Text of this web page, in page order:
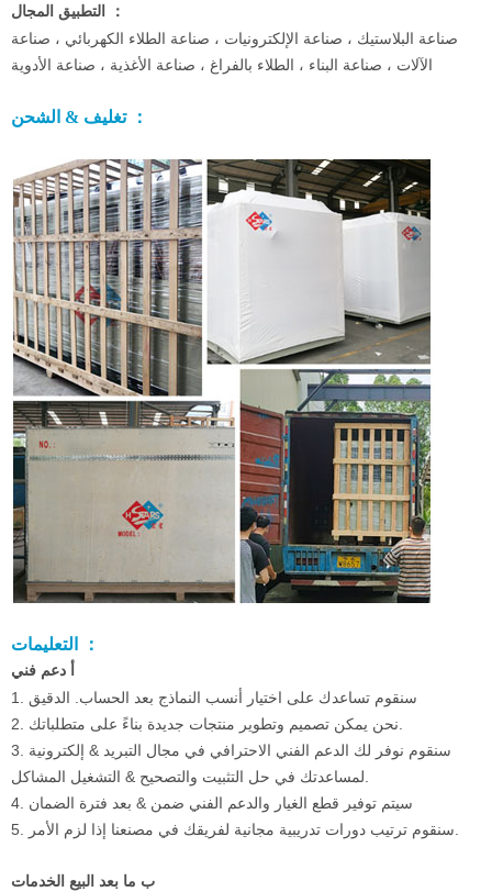
التطبيق المجال ：
صناعة البلاستيك ، صناعة الإلكترونيات ، صناعة الطلاء الكهربائي ، صناعة
الآلات ، صناعة البناء ، الطلاء بالفراغ ، صناعة الأغذية ، صناعة الأدوية
تغليف & الشحن ：
التعليمات ：
أ دعم فني
1. سنقوم تساعدك على اختيار أنسب النماذج بعد الحساب. الدقيق
3. سنقوم نوفر لك الدعم الفني الاحترافي في مجال التبريد & إلكترونية
4. سيتم توفير قطع الغيار والدعم الفني ضمن & بعد فترة الضمان
ب ما بعد البيع الخدمات